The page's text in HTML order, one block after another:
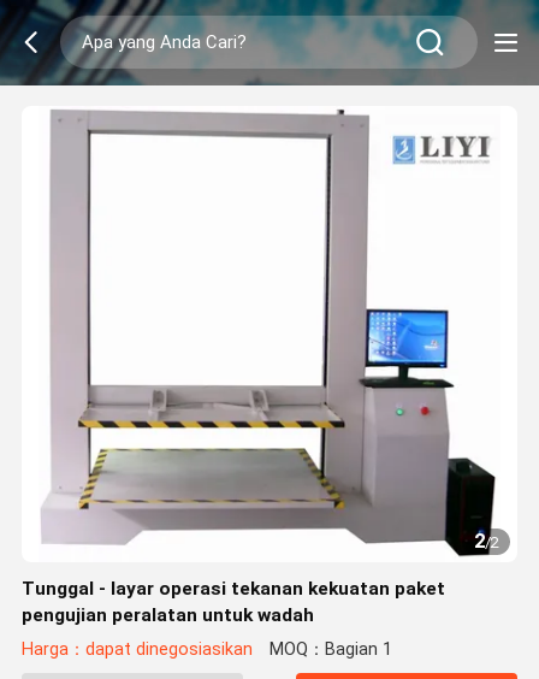
2/2
Tunggal - layar operasi tekanan kekuatan paket
pengujian peralatan untuk wadah
Harga：dapat dinegosiasikan MOQ：Bagian 1